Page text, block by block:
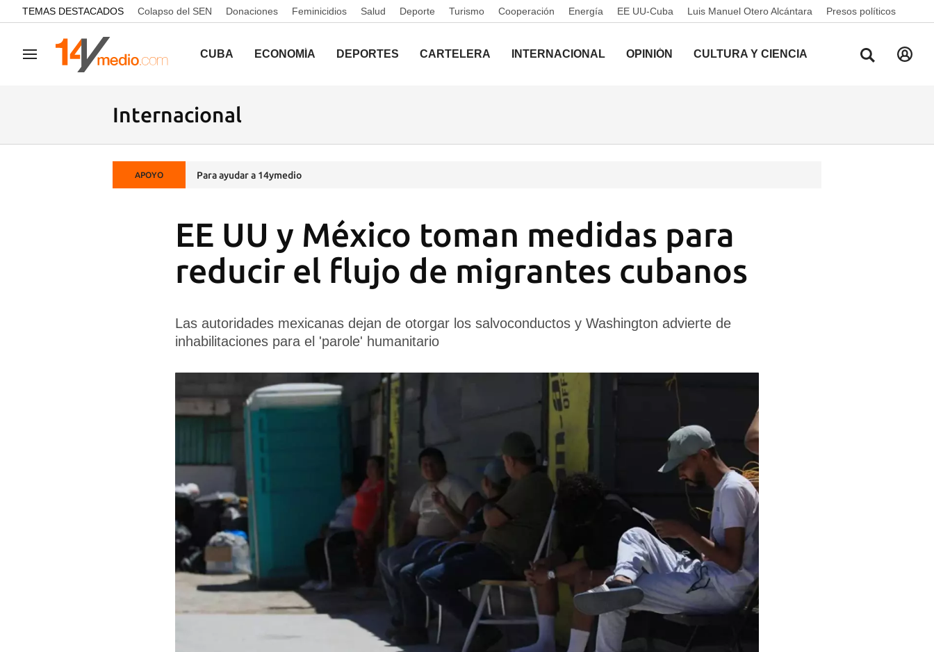
common.go-to-content
TEMAS DESTACADOS Colapso del SEN Donaciones Feminicidios Salud Deporte Turismo Cooperación Energía EE UU-Cuba Luis Manuel Otero Alcántara Presos políticos
Navegación CUBA ECONOMÍA DEPORTES CARTELERA INTERNACIONAL OPINIÓN CULTURA Y CIENCIA
Internacional
APOYO Para ayudar a 14ymedio
EE UU y México toman medidas para
reducir el flujo de migrantes cubanos
Las autoridades mexicanas dejan de otorgar los salvoconductos y Washington advierte de
inhabilitaciones para el 'parole' humanitario